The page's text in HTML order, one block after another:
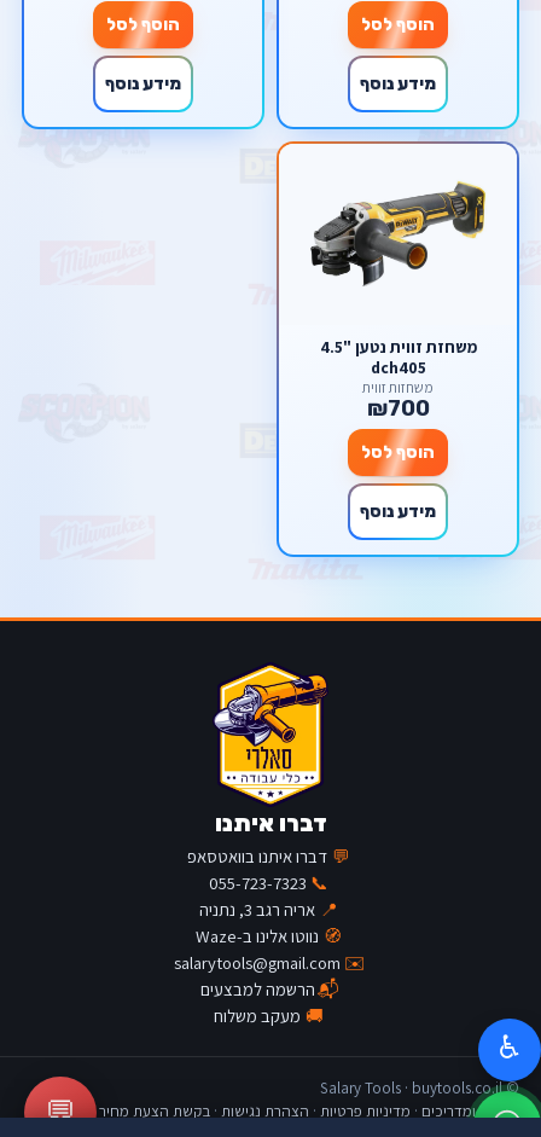
הוסף לסל
מידע נוסף
הוסף לסל
מידע נוסף
משחזת זווית נטען "4.5
dch405
משחזות זווית
₪700
הוסף לסל
מידע נוסף
דברו איתנו
💬 דברו איתנו בוואטסאפ
📞
055-723-7323
📍 אריה רגב 3, נתניה
🧭 נווטו אלינו ב-Waze
✉️
salarytools@gmail.com
📬הרשמה למבצעים
🚚 מעקב משלוח
© Salary Tools · buytools.co.il
כתבות ומדריכים · מדיניות פרטיות · הצהרת נגישות · בקשת הצעת מחיר 💬
♿